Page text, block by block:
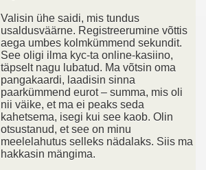
Valisin ühe saidi, mis tundus
usaldusväärne. Registreerumine võttis
aega umbes kolmkümmend sekundit.
See oligi ilma kyc-ta online-kasiino,
täpselt nagu lubatud. Ma võtsin oma
pangakaardi, laadisin sinna
paarkümmend eurot – summa, mis oli
nii väike, et ma ei peaks seda
kahetsema, isegi kui see kaob. Olin
otsustanud, et see on minu
meelelahutus selleks nädalaks. Siis ma
hakkasin mängima.